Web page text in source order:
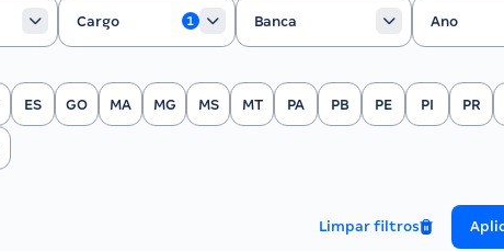
Cargo
1
Banca
Ano
ES GO MA MG MS MT PA PB PE PI PR
Limpar filtros